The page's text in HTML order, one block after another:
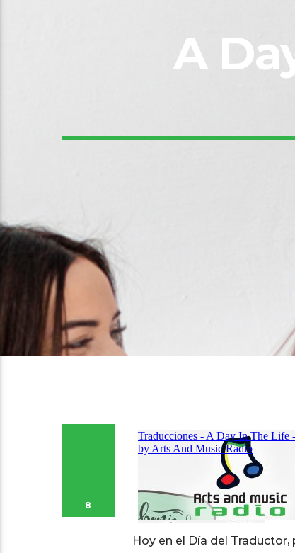
A
8
Hoy en el Día del